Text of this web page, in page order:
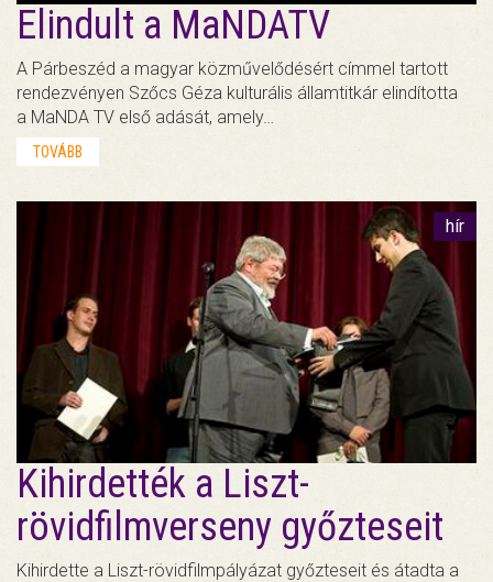
Elindult a MaNDATV
A Párbeszéd a magyar közművelődésért címmel tartott
rendezvényen Szőcs Géza kulturális államtitkár elindította
a MaNDA TV első adását, amely…
TOVÁBB
hír
Kihirdették a Liszt-
rövidfilmverseny győzteseit
Kihirdette a Liszt-rövidfilmpályázat győzteseit és átadta a